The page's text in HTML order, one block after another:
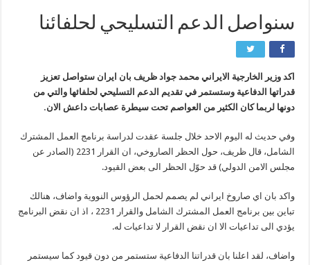
سنواصل الدعم التسليحي لحلفائنا
اكد وزير الخارجية الايراني محمد جواد ظريف بان ايران ستواصل تعزيز
قدراتها الدفاعية وستستمر في تقديم الدعم التسليحي لحلفائها والتي من
دونها لربما كان الكثير من العواصم تحت سيطرة عصابات داعش الان.
وفي حديث له اليوم الاحد خلال جلسة عقدت لدراسة برنامج العمل المشترك
الشامل، قال ظريف، حول الحظر الصاروخي، ان القرار 2231 (الصادر عن
مجلس الامن الدولي) قد حوّل الحظر الى بعض القيود.
واكد بان اي صاروخ ايراني لم يصمم لحمل الرؤوس النووية واضاف، هنالك
تباين بين برنامج العمل المشترك الشامل والقرار 2231 ، اذ ان نقض البرنامج
يؤدي الى تداعيات الا ان نقض القرار لا تداعيات له.
واضاف، لقد اعلنا بان قدراتنا الدفاعية ستستمر من دون قيود كما سيستمر